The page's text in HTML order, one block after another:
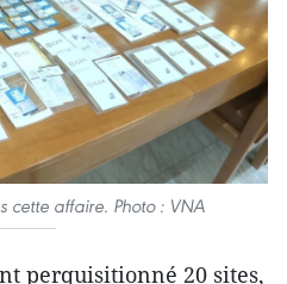
cette affaire. Photo : VNA
perquisitionné 20 sites,